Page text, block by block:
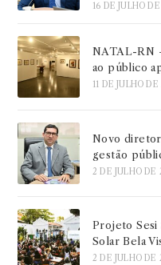
16 DE JULHO
NATAL-RN
ao público
11 DE JULHO
Novo
gestão
2 DE JULHO DE
Projeto Sesi
Solar Bela
2 DE JULHO DE